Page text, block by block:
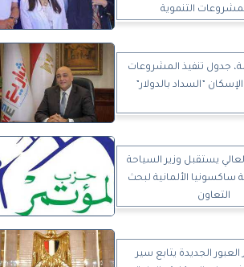
التنموية
جدول تنفيذ المشروعات
”السداد بالدولار”
يستقبل وزير السياحة
ساكسونيا الألمانية لبحث
التعاون
الجديدة يتابع سير